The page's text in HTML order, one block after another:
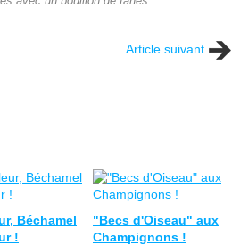
Article suivant
Béchamel
!
"Becs d'Oiseau" aux
Champignons !